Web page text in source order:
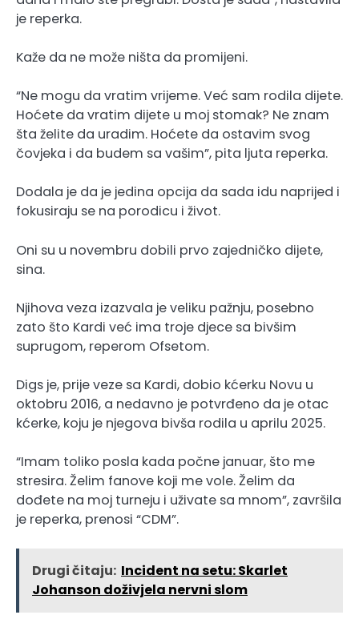
je reperka.
Kaže da ne može ništa da promijeni.
“Ne mogu da vratim vrijeme. Već sam rodila dijete.
Hoćete da vratim dijete u moj stomak? Ne znam
šta želite da uradim. Hoćete da ostavim svog
čovjeka i da budem sa vašim”, pita ljuta reperka.
Dodala je da je jedina opcija da sada idu naprijed i
fokusiraju se na porodicu i život.
Oni su u novembru dobili prvo zajedničko dijete,
sina.
Njihova veza izazvala je veliku pažnju, posebno
zato što Kardi već ima troje djece sa bivšim
suprugom, reperom Ofsetom.
Digs je, prije veze sa Kardi, dobio kćerku Novu u
oktobru 2016, a nedavno je potvrđeno da je otac
kćerke, koju je njegova bivša rodila u aprilu 2025.
“Imam toliko posla kada počne januar, što me
stresira. Želim fanove koji me vole. Želim da
dođete na moj turneju i uživate sa mnom”, završila
je reperka, prenosi “CDM”.
Drugi čitaju: Incident na setu: Skarlet
Johanson doživjela nervni slom